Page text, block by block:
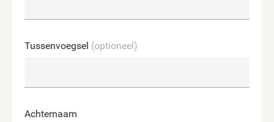
Tussenvoegsel (optioneel)
Achternaam